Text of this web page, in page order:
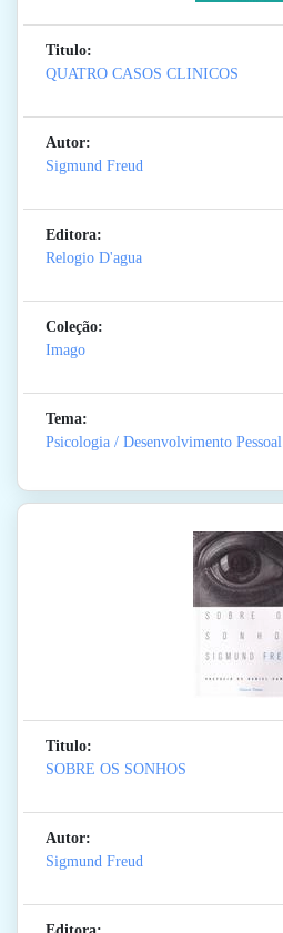
Titulo:
QUATRO CASOS CLINICOS
Autor:
Sigmund Freud
Editora:
Relogio D'agua
Coleção:
Imago
Tema:
Psicologia / Desenvolvimento Pessoal
Titulo:
SOBRE OS SONHOS
Autor:
Sigmund Freud